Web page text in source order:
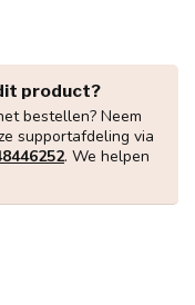
product?
bestellen? Neem
supportafdeling via
. We helpen